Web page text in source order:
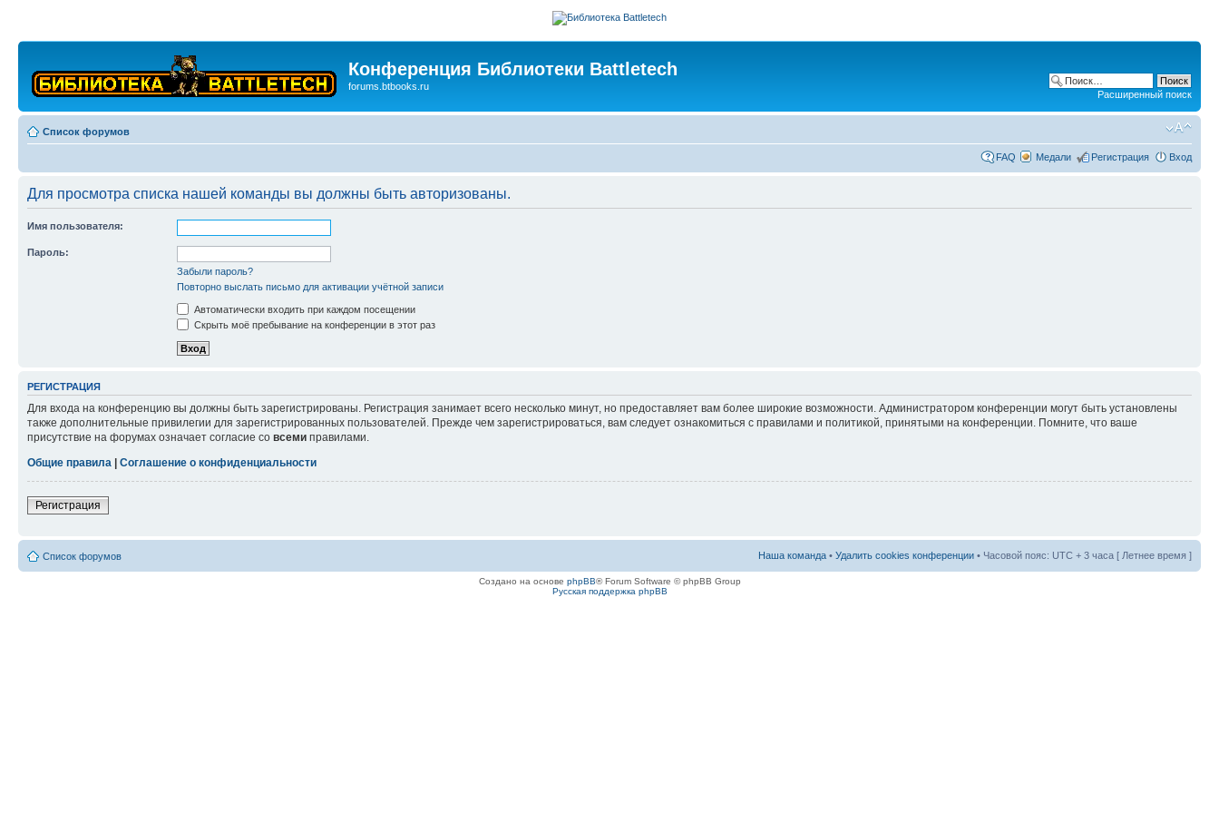
Конференция Библиотеки Battletech
forums.btbooks.ru
Расширенный поиск
Список форумов
FAQ Медали Регистрация Вход
Для просмотра списка нашей команды вы должны быть авторизованы.
Имя пользователя:
Пароль:
Забыли пароль?
Повторно выслать письмо для активации учётной записи
Автоматически входить при каждом посещении
Скрыть моё пребывание на конференции в этот раз
РЕГИСТРАЦИЯ
Для входа на конференцию вы должны быть зарегистрированы. Регистрация занимает всего несколько минут, но предоставляет вам более широкие возможности. Администратором конференции могут быть установлены
также дополнительные привилегии для зарегистрированных пользователей. Прежде чем зарегистрироваться, вам следует ознакомиться с правилами и политикой, принятыми на конференции. Помните, что ваше
присутствие на форумах означает согласие со всеми правилами.
Общие правила | Соглашение о конфиденциальности
Регистрация
Список форумов Наша команда • Удалить cookies конференции • Часовой пояс: UTC + 3 часа [ Летнее время ]
Создано на основе phpBB® Forum Software © phpBB Group
Русская поддержка phpBB